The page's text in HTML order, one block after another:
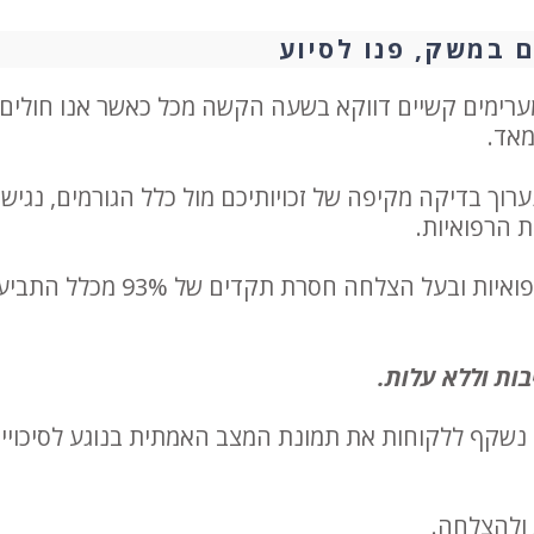
במשק, פנו לסיוע
קשיים דווקא בשעה הקשה מכל כאשר אנו
בדיקה מקיפה של זכויותיכם מול כלל הגורמים, נגיש
הרפואיות.
משרדנו בעל התמחות ייחודית בתחום מימוש הזכויות הרפואיות ובעל הצלחה חסרת
וללא עלות.
נשקף ללקוחות את תמונת המצב האמתית בנוגע לסיכויי